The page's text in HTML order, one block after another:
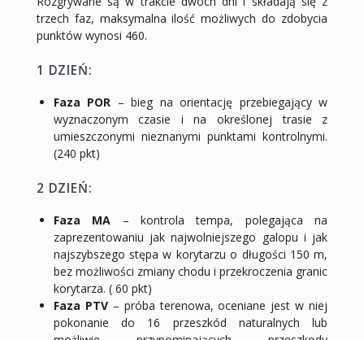
trzech faz, maksymalna ilość możliwych do zdobycia
punktów wynosi 460.
1 DZIEŃ:
Faza POR – bieg na orientację przebiegający w
wyznaczonym czasie i na określonej trasie z
umieszczonymi nieznanymi punktami kontrolnymi.
(240 pkt)
2 DZIEŃ:
Faza MA – kontrola tempa, polegająca na
zaprezentowaniu jak najwolniejszego galopu i jak
najszybszego stępa w korytarzu o długości 150 m,
bez możliwości zmiany chodu i przekroczenia granic
korytarza. ( 60 pkt)
Faza PTV – próba terenowa, oceniane jest w niej
pokonanie do 16 przeszkód naturalnych lub